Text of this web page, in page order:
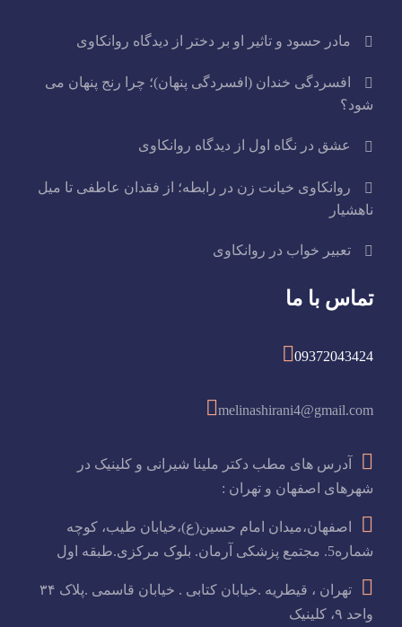
مادر حسود و تاثیر او بر دختر از دیدگاه روانکاوی
افسردگی خندان (افسردگی پنهان)؛ چرا رنج پنهان می
شود؟
عشق در نگاه اول از دیدگاه روانکاوی
روانکاوی خیانت زن در رابطه؛ از فقدان عاطفی تا میل
ناهشیار
تعبیر خواب در روانکاوی
تماس با ما
09372043424
melinashirani4@gmail.com
آدرس های مطب دکتر ملینا شیرانی و کلینیک در
شهرهای اصفهان و تهران :
اصفهان،میدان امام حسین(ع)،خیابان طیب، کوچه
شماره5. مجتمع پزشکی آرمان. بلوک مرکزی.طبقه اول
تهران ، قیطریه .خیابان کتابی . خیابان قاسمی .پلاک ۳۴
واحد ۹، کلینیک